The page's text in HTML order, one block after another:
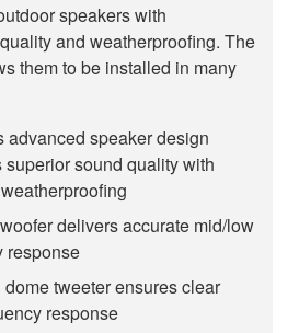
speakers with
and weatherproofing. The
them to be installed in many
advanced speaker design
superior sound quality with
delivers accurate mid/low
response
tweeter ensures clear
response